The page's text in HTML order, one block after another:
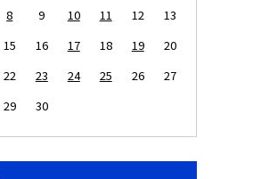
8 9 10 11 12
13
15 16 17 18 19
20
22 23 24 25 26
27
29 30